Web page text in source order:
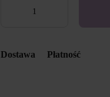
Dostawa Płatność